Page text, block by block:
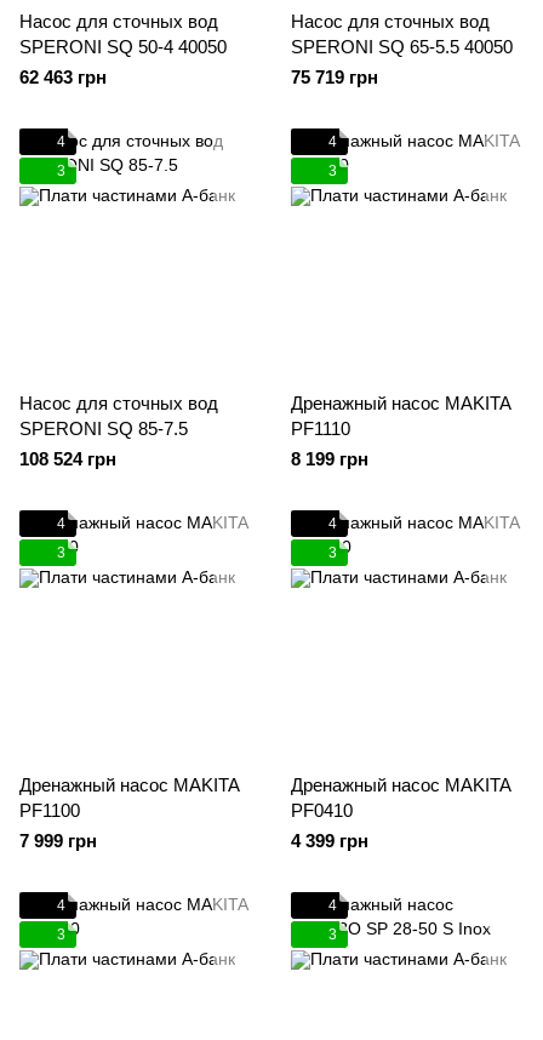
Насос для сточных вод
SPERONI SQ 50-4 40050
62 463 грн
Насос для сточных вод
SPERONI SQ 65-5.5 40050
75 719 грн
4
3
Насос для сточных вод
SPERONI SQ 85-7.5
108 524 грн
4
3
Дренажный насос MAKITA
PF1110
8 199 грн
4
3
Дренажный насос MAKITA
PF1100
7 999 грн
4
3
Дренажный насос MAKITA
PF0410
4 399 грн
4
3
4
3